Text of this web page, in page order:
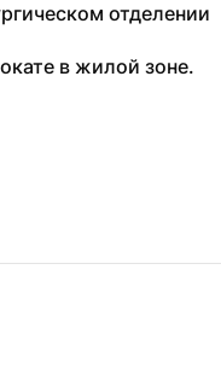
отделении
в жилой зоне.